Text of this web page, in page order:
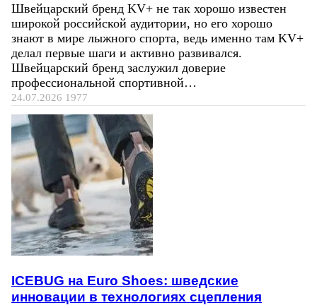
Швейцарский бренд KV+ не так хорошо известен
широкой российской аудитории, но его хорошо
знают в мире лыжного спорта, ведь именно там KV+
делал первые шаги и активно развивался.
Швейцарский бренд заслужил доверие
профессиональной спортивной…
24.07.2026 1977
ICEBUG на Euro Shoes: шведские
инновации в технологиях сцепления